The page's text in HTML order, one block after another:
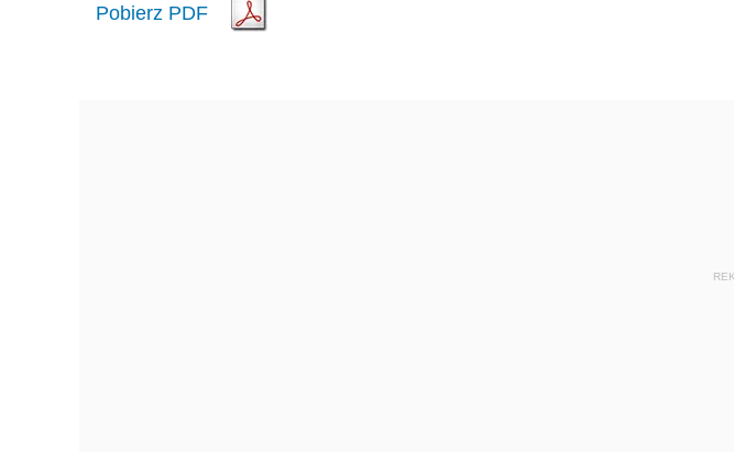
Pobierz PDF